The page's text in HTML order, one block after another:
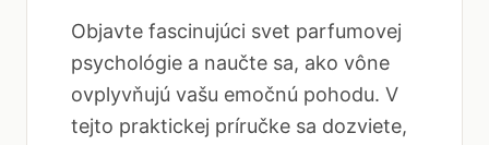
Objavte fascinujúci svet parfumovej
psychológie a naučte sa, ako vône
ovplyvňujú vašu emočnú pohodu. V
tejto praktickej príručke sa dozviete,